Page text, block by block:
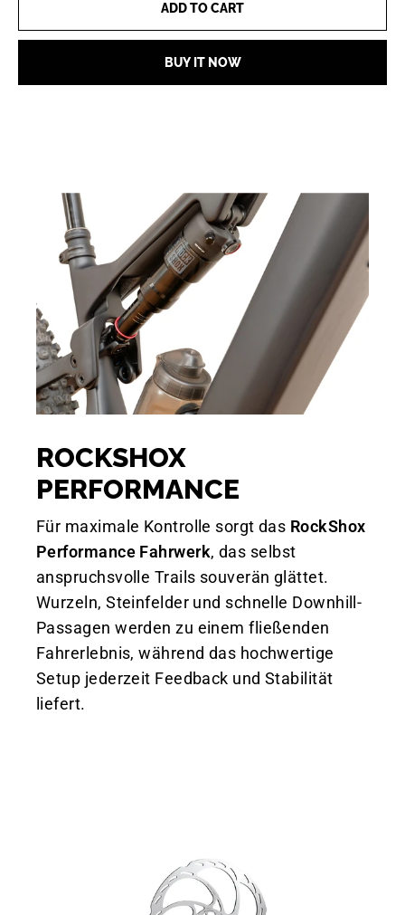
ADD TO CART
BUY IT NOW
ROCKSHOX
PERFORMANCE
Für maximale Kontrolle sorgt das RockShox
Performance Fahrwerk, das selbst
anspruchsvolle Trails souverän glättet.
Wurzeln, Steinfelder und schnelle Downhill-
Passagen werden zu einem fließenden
Fahrerlebnis, während das hochwertige
Setup jederzeit Feedback und Stabilität
liefert.